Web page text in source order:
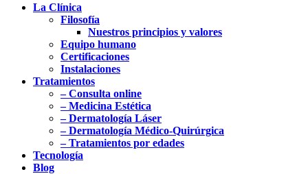
La Clínica
Filosofía
Nuestros principios y valores
Equipo humano
Certificaciones
Instalaciones
Tratamientos
– Consulta online
– Medicina Estética
– Dermatología Láser
– Dermatología Médico-Quirúrgica
– Tratamientos por edades
Tecnología
Blog